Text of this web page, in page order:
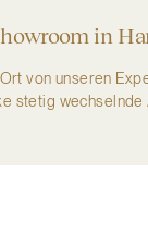
in
Ort von unseren
stetig wechselnde